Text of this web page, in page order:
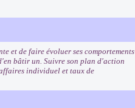
et de faire évoluer ses comportements
bâtir un. Suivre son plan d'action
individuel et taux de